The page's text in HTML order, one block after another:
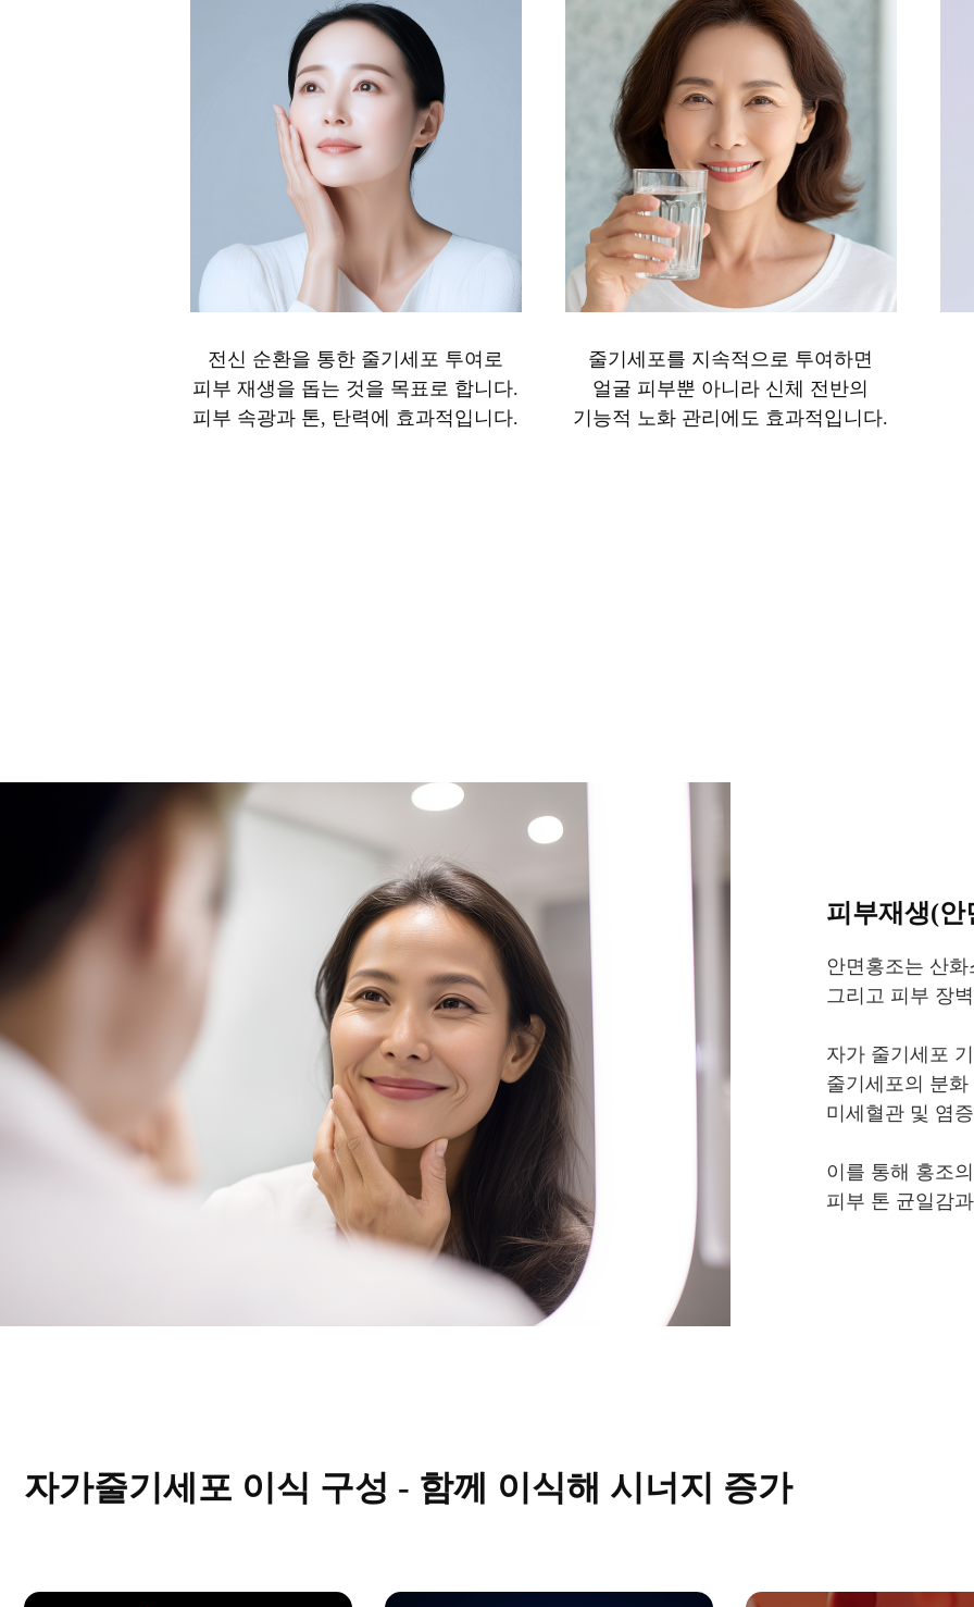
전신 순환을 통한 줄기세포 투여로
피부 재생을 돕는 것을 목표로 합니다.
피부 속광과 톤, 탄력에 효과적입니다.
줄기세포를 지속적으로 투여하면
얼굴 피부뿐 아니라 신체 전반의
기능적 노화 관리에도 효과적입니다.
피부재생(안
안면홍조는 산
그리고 피부 장
자가 줄기세포
줄기세포의 분
미세혈관 및 염
이를 통해 홍조
피부 톤 균일감
자가줄기세포 이식 구성 - 함께 이식해 시너지 증가